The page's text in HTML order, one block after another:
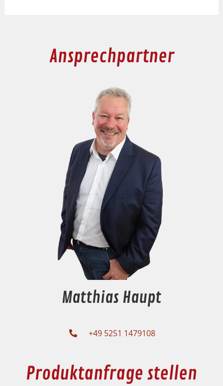
Ansprechpartner
Matthias Haupt
+49 5251 1479108
Produktanfrage stellen